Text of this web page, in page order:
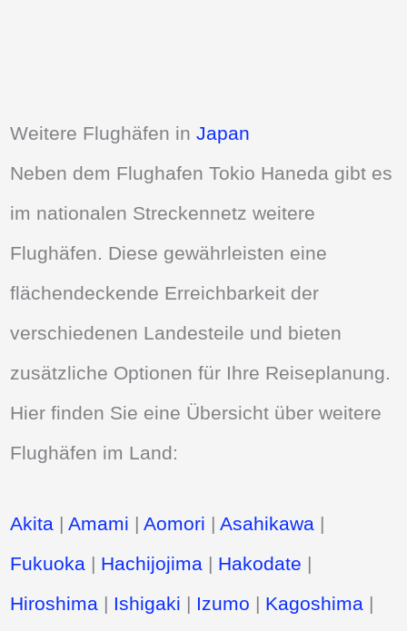
Weitere Flughäfen inJapan
Neben dem Flughafen Tokio Haneda gibt es
im nationalen Streckennetz weitere
Flughäfen. Diese gewährleisten eine
flächendeckende Erreichbarkeit der
verschiedenen Landesteile und bieten
zusätzliche Optionen für Ihre Reiseplanung.
Hier finden Sie eine Übersicht über weitere
Flughäfen im Land:
Akita |Amami |Aomori |Asahikawa |
Fukuoka | Hachijojima | Hakodate |
Hiroshima | Ishigaki | Izumo | Kagoshima |